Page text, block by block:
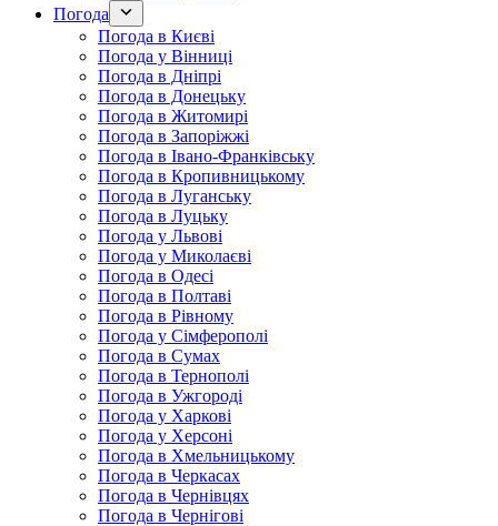
Погода
Погода в Києві
Погода у Вінниці
Погода в Дніпрі
Погода в Донецьку
Погода в Житомирі
Погода в Запоріжжі
Погода в Івано-Франківську
Погода в Кропивницькому
Погода в Луганську
Погода в Луцьку
Погода у Львові
Погода у Миколаєві
Погода в Одесі
Погода в Полтаві
Погода в Рівному
Погода у Сімферополі
Погода в Сумах
Погода в Тернополі
Погода в Ужгороді
Погода у Харкові
Погода у Херсоні
Погода в Хмельницькому
Погода в Черкасах
Погода в Чернівцях
Погода в Чернігові